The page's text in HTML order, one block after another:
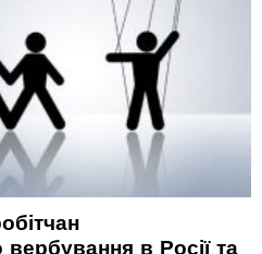
в Росії та